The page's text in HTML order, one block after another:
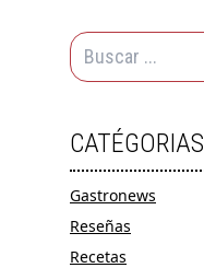
CATÉGORIAS
Gastronews
Reseñas
Recetas